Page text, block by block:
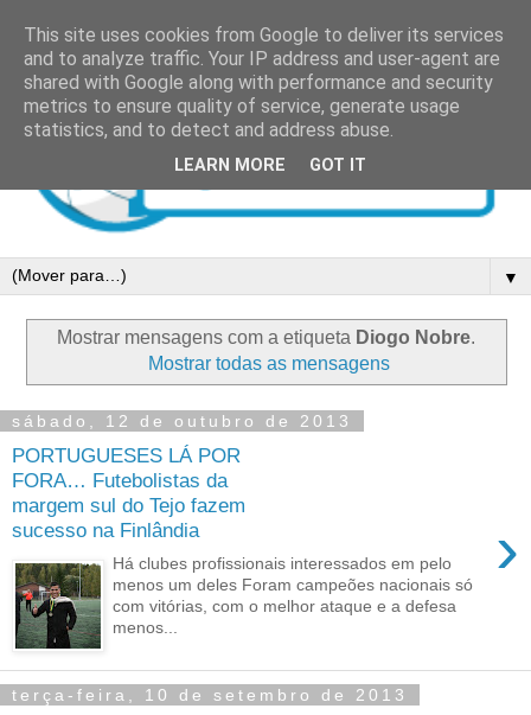
▼
Mostrar mensagens com a etiqueta Diogo Nobre.
Mostrar todas as mensagens
sábado, 12 de outubro de 2013
PORTUGUESES LÁ POR
FORA… Futebolistas da
margem sul do Tejo fazem
sucesso na Finlândia
›
Há clubes profissionais interessados em pelo
menos um deles Foram campeões nacionais só
com vitórias, com o melhor ataque e a defesa
menos...
terça-feira, 10 de setembro de 2013
This site uses cookies from Google to deliver its services
and to analyze traffic. Your IP address and user-agent are
shared with Google along with performance and security
metrics to ensure quality of service, generate usage
statistics, and to detect and address abuse.
LEARN MORE GOT IT